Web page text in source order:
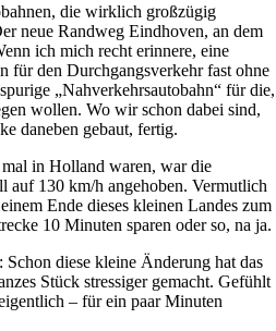
die wirklich großzügig
neue Randweg Eindhoven, an dem
ich mich recht erinnere, eine
für den Durchgangsverkehr fast ohne
„Nahverkehrsautobahn“ für die,
wollen. Wo wir schon dabei sind,
daneben gebaut, fertig.
in Holland waren, war die
auf 130 km/h angehoben. Vermutlich
Ende dieses kleinen Landes zum
10 Minuten sparen oder so, na ja.
Schon diese kleine Änderung hat das
Stück stressiger gemacht. Gefühlt
– für ein paar Minuten